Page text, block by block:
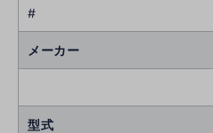
#
メーカー
型式